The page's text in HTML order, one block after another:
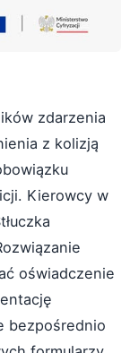
zdarzenia
z kolizją
Kierowcy w
oświadczenie
bezpośrednio